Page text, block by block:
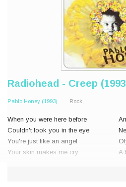
Radiohead - Creep
Pablo Honey (1993) Rock,
When you were here before
Couldn't look you in the eye
You're just like an angel
Your skin makes me cry
A